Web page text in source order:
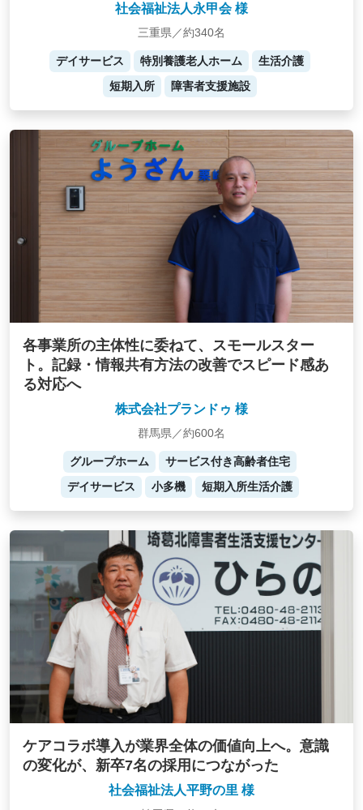
社会福祉法人永甲会 様
三重県／約340名
デイサービス 特別養護老人ホーム
生活介護
短期入所
障害者支援施設
各事業所の主体性に委ねて、スモールスター
ト。記録・情報共有方法の改善でスピード感あ
る対応へ
株式会社プランドゥ 様
群馬県／約600名
グループホーム
サービス付き高齢者住宅
デイサービス
小多機 短期入所生活介護
ケアコラボ導入が業界全体の価値向上へ。意識
の変化が、新卒7名の採用につながった
社会福祉法人平野の里 様